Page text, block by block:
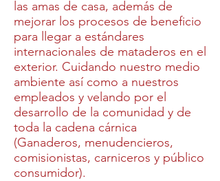
las amas de casa, además de
mejorar los procesos de beneficio
para llegar a estándares
internacionales de mataderos en el
exterior. Cuidando nuestro medio
ambiente así como a nuestros
empleados y velando por el
desarrollo de la comunidad y de
toda la cadena cárnica
(Ganaderos, menudencieros,
comisionistas, carniceros y público
consumidor).